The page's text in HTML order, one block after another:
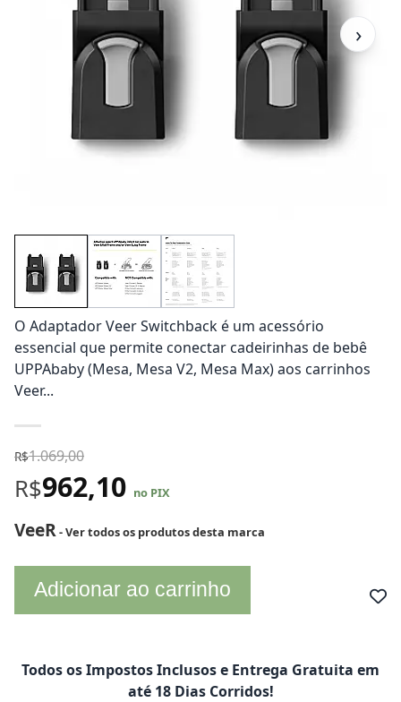
›
O Adaptador Veer Switchback é um acessório
essencial que permite conectar cadeirinhas de bebê
UPPAbaby (Mesa, Mesa V2, Mesa Max) aos carrinhos
Veer...
R$1.069,00
R$962,10 no PIX
VeeR- Ver todos os produtos desta marca
Adicionar ao carrinho
Todos os Impostos Inclusos e Entrega Gratuita em
até 18 Dias Corridos!